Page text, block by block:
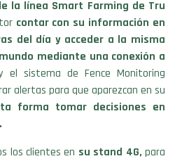
la línea Smart Farming de Tru
contar con su información en
del día y acceder a la misma
mediante una conexión a
el sistema de Fence Monitoring
alertas para que aparezcan en su
forma tomar decisiones en
los clientes en su stand 4G,para